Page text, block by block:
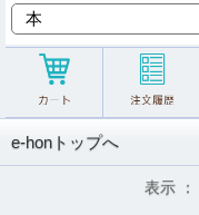
e-honトップへ
表示 ：